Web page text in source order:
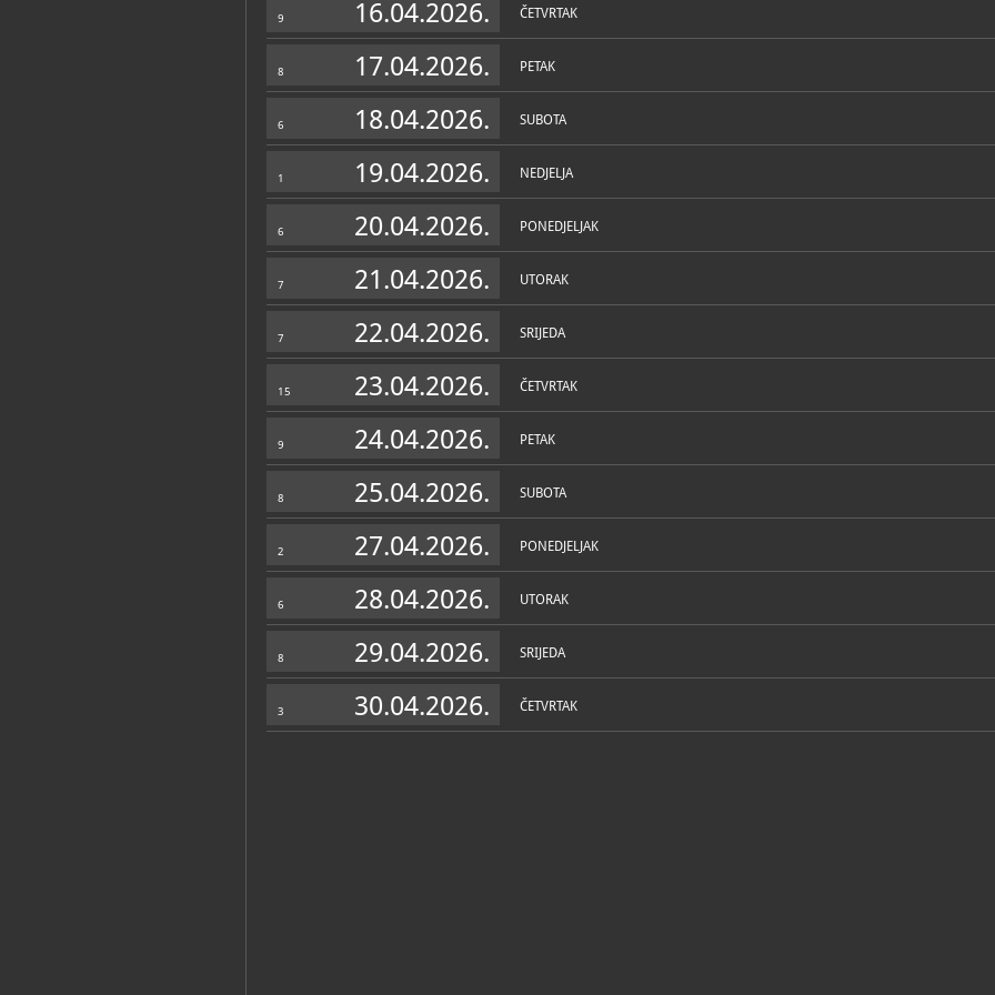
9 16.04.2026. ČETVRTAK
8 17.04.2026. PETAK
6 18.04.2026. SUBOTA
1 19.04.2026. NEDJELJA
6 20.04.2026. PONEDJELJAK
7 21.04.2026. UTORAK
7 22.04.2026. SRIJEDA
15 23.04.2026. ČETVRTAK
9 24.04.2026. PETAK
8 25.04.2026. SUBOTA
2 27.04.2026. PONEDJELJAK
6 28.04.2026. UTORAK
8 29.04.2026. SRIJEDA
3 30.04.2026. ČETVRTAK
mogu čuti i/ili vidjeti poetska izvješća novinara Siniše
Glavaševića, snimka i razgovor s ranjenikom samo
nekoliko sati prije njegova smaknuća, sjećanje
preživjelog ranjenika i njegov opis zbivanja nakon
projekcijskoj dvorani, gdje se čuva arhiva i sva
dokumentacija o događajima u vukovarskoj bolnici,
mogu se vidjeti i dodatne snimke.
Mjesto sjećanja - Vukovarska bolnica 1991.
Vukovar, Mjesto sjećanja - vukovarska bolnica 1991., s.a.
Nazor, Ante
Mjesto sjećanja - vukovarska bolnica 1991.
Vukovar, Mjesto sjećanja - vukovarska bolnica 1991., 2006